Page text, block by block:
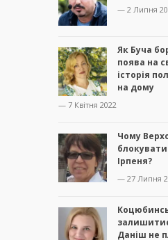
— 2 Липня
Як Буча
поява на
історія
на дому
— 7 Квітня 2022
Чому
Ірпеня?
— 27 Липня
Даніш не